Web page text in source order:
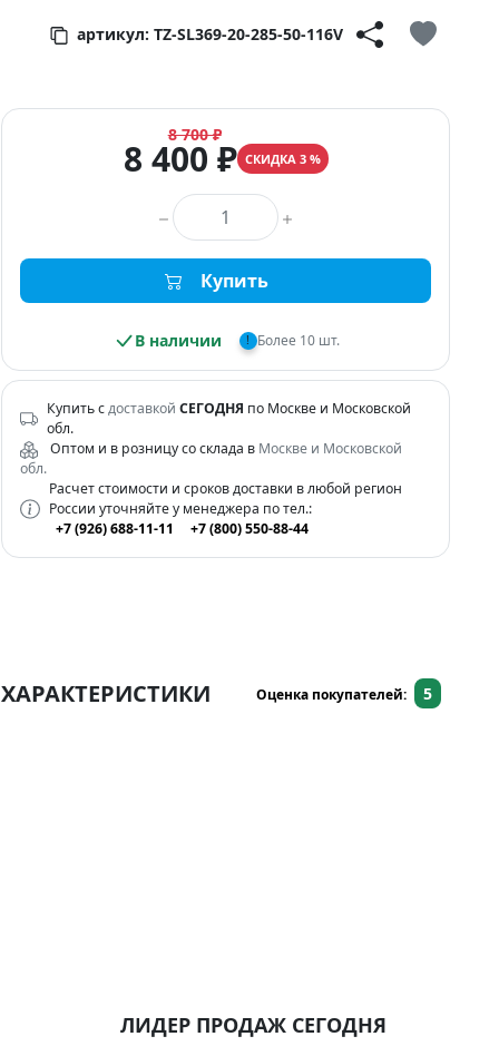
артикул: TZ-SL369-20-285-50-116V
8 700 ₽
8 400 ₽ СКИДКА 3 %
Количество товара
Купить
В наличии ! Более 10 шт.
Купить сдоставкой СЕГОДНЯ по Москве и Московской
обл.
Оптом и в розницу со склада в Москве и Московской
обл.
Расчет стоимости и сроков доставки в любой регион
России уточняйте у менеджера по тел.:
+7 (926) 688-11-11
+7 (800) 550-88-44
ХАРАКТЕРИСТИКИ Оценка покупателей: 5
ЛИДЕР ПРОДАЖ СЕГОДНЯ